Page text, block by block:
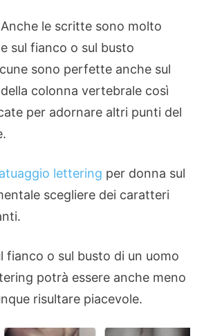
le scritte sono molto
sul fianco o sul busto
sono perfette anche sul
colonna vertebrale così
per adornare altri punti del
lettering per donna sul
scegliere dei caratteri
fianco o sul busto di un uomo
potrà essere anche meno
risultare piacevole.